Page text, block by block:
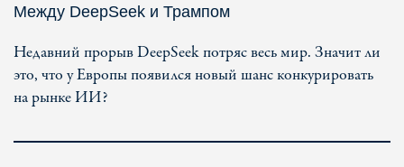
Между DeepSeek и Трампом
Недавний прорыв DeepSeek потряс весь мир. Значит ли
это, что у Европы появился новый шанс конкурировать
на рынке ИИ?